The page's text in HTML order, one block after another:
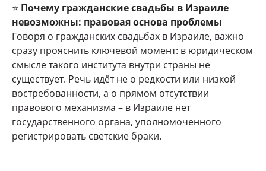
⭐ Почему гражданские свадьбы в Израиле
невозможны: правовая основа проблемы
Говоря о гражданских свадьбах в Израиле, важно
сразу прояснить ключевой момент: в юридическом
смысле такого института внутри страны не
существует. Речь идёт не о редкости или низкой
востребованности, а о прямом отсутствии
правового механизма – в Израиле нет
государственного органа, уполномоченного
регистрировать светские браки.